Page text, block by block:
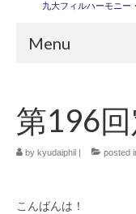
九大フィルハーモニー
Menu
演奏会情報
卒業記念演奏会
第196
by kyudaiphil posted
こんばんは！